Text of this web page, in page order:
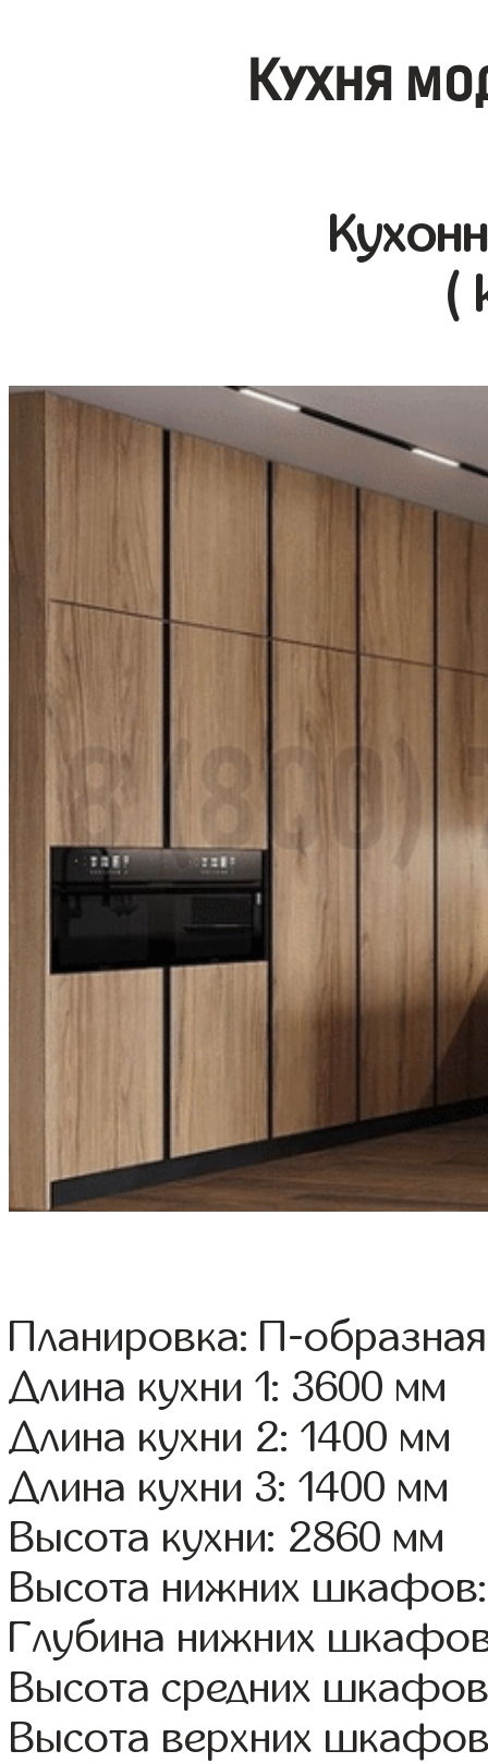
Кухня
(
Планировка: П-образная
Длина кухни 1: 3600 мм
Длина кухни 2: 1400 мм
Длина кухни 3: 1400 мм
Высота кухни: 2860 мм
Высота нижних
Глубина нижних
Высота средних
Высота верхних